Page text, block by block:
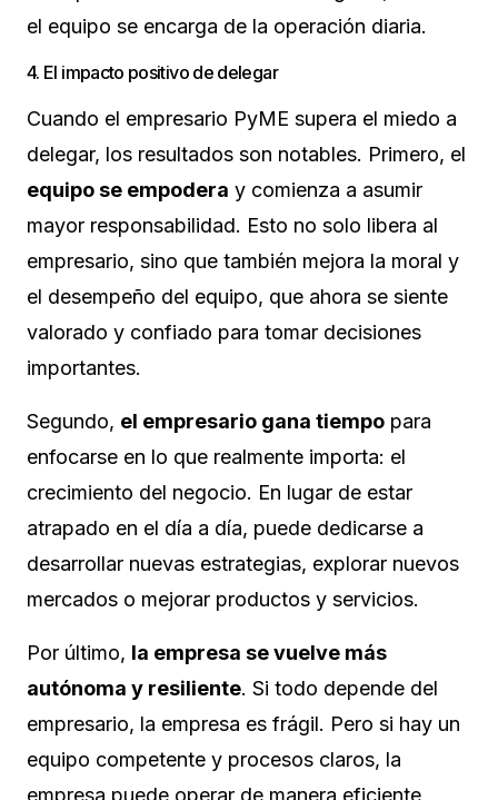
el equipo se encarga de la operación diaria.
4. El impacto positivo de delegar
Cuando el empresario PyME supera el miedo a
delegar, los resultados son notables. Primero, el
equipo se empodera y comienza a asumir
mayor responsabilidad. Esto no solo libera al
empresario, sino que también mejora la moral y
el desempeño del equipo, que ahora se siente
valorado y confiado para tomar decisiones
importantes.
Segundo, el empresario gana tiempo para
enfocarse en lo que realmente importa: el
crecimiento del negocio. En lugar de estar
atrapado en el día a día, puede dedicarse a
desarrollar nuevas estrategias, explorar nuevos
mercados o mejorar productos y servicios.
Por último, la empresa se vuelve más
autónoma y resiliente. Si todo depende del
empresario, la empresa es frágil. Pero si hay un
equipo competente y procesos claros, la
empresa puede operar de manera eficiente,